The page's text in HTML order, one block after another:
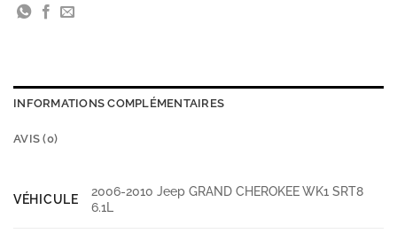
INFORMATIONS COMPLÉMENTAIRES
AVIS (0)
VÉHICULE
2006-2010 Jeep GRAND CHEROKEE WK1 SRT8
6.1L